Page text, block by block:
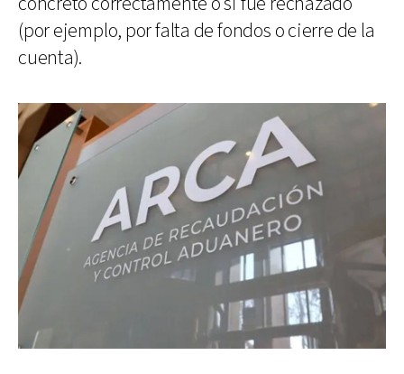
(por ejemplo, por falta de fondos o cierre de la
cuenta).